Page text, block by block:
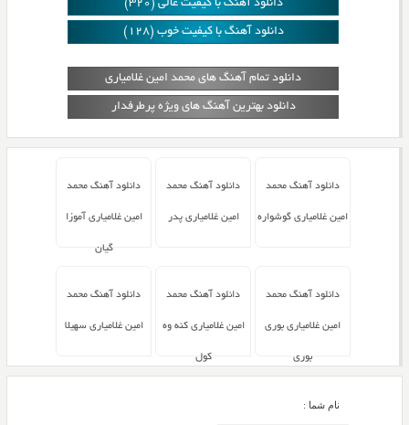
دانلود آهنگ با کیفیت عالی (320)
دانلود آهنگ با کیفیت خوب (128)
دانلود تمام آهنگ های محمد امین غلامیاری
دانلود بهترین آهنگ های ویژه پرطرفدار
دانلود آهنگ محمد
امین غلامیاری گوشواره
دانلود آهنگ محمد
امین غلامیاری پدر
دانلود آهنگ محمد
امین غلامیاری آموزا
گیان
دانلود آهنگ محمد
امین غلامیاری بوری
بوری
دانلود آهنگ محمد
امین غلامیاری کنه وه
کول
دانلود آهنگ محمد
امین غلامیاری سهیلا
نام شما :